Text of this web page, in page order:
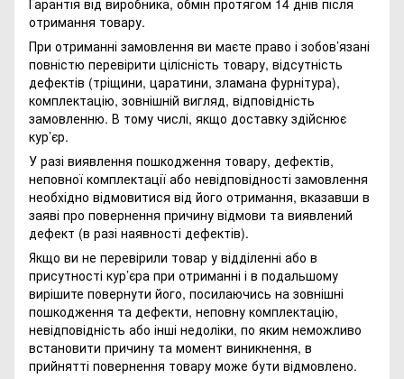
отримання товару.
При отриманні замовлення ви маєте право і зобов’язані
повністю перевірити цілісність товару, відсутність
дефектів (тріщини, царатини, зламана фурнітура),
комплектацію, зовнішній вигляд, відповідність
замовленню. В тому числі, якщо доставку здійснює
кур’єр.
У разі виявлення пошкодження товару, дефектів,
неповної комплектації або невідповідності замовлення
необхідно відмовитися від його отримання, вказавши в
заяві про повернення причину відмови та виявлений
дефект (в разі наявності дефектів).
Якщо ви не перевірили товар у відділенні або в
присутності кур’єра при отриманні і в подальшому
вирішите повернути його, посилаючись на зовнішні
пошкодження та дефекти, неповну комплектацію,
невідповідність або інші недоліки, по яким неможливо
встановити причину та момент виникнення, в
прийнятті повернення товару може бути відмовлено.